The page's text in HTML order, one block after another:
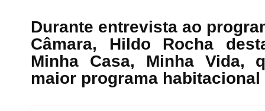
Durante entrevista ao
Câmara, Hildo Rocha
Minha Casa, Minha Vida,
maior programa habitacional